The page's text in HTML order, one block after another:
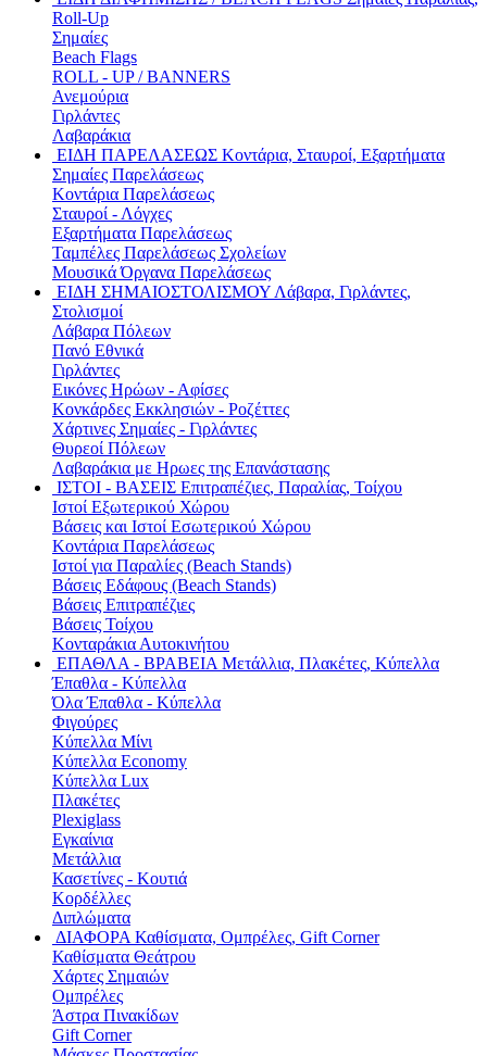
Roll-Up
Σημαίες
Beach Flags
ROLL - UP / BANNERS
Ανεμούρια
Γιρλάντες
Λαβαράκια
ΕΙΔΗ ΠΑΡΕΛΑΣΕΩΣ Κοντάρια, Σταυροί, Εξαρτήματα
Σημαίες Παρελάσεως
Κοντάρια Παρελάσεως
Σταυροί - Λόγχες
Εξαρτήματα Παρελάσεως
Ταμπέλες Παρελάσεως Σχολείων
Μουσικά Όργανα Παρελάσεως
ΕΙΔΗ ΣΗΜΑΙΟΣΤΟΛΙΣΜΟΥ Λάβαρα, Γιρλάντες,
Στολισμοί
Λάβαρα Πόλεων
Πανό Εθνικά
Γιρλάντες
Εικόνες Ηρώων - Αφίσες
Κονκάρδες Εκκλησιών - Ροζέττες
Χάρτινες Σημαίες - Γιρλάντες
Θυρεοί Πόλεων
Λαβαράκια με Ηρωες της Επανάστασης
ΙΣΤΟΙ - ΒΑΣΕΙΣ Επιτραπέζιες, Παραλίας, Τοίχου
Ιστοί Εξωτερικού Χώρου
Βάσεις και Ιστοί Εσωτερικού Χώρου
Κοντάρια Παρελάσεως
Ιστοί για Παραλίες (Beach Stands)
Βάσεις Εδάφους (Beach Stands)
Βάσεις Επιτραπέζιες
Βάσεις Τοίχου
Κονταράκια Αυτοκινήτου
ΕΠΑΘΛΑ - ΒΡΑΒΕΙΑ Μετάλλια, Πλακέτες, Κύπελλα
Έπαθλα - Κύπελλα
Όλα Έπαθλα - Κύπελλα
Φιγούρες
Κύπελλα Μίνι
Κύπελλα Economy
Κύπελλα Lux
Πλακέτες
Plexiglass
Εγκαίνια
Μετάλλια
Κασετίνες - Κουτιά
Κορδέλλες
Διπλώματα
ΔΙΑΦΟΡΑ Καθίσματα, Ομπρέλες, Gift Corner
Καθίσματα Θεάτρου
Χάρτες Σημαιών
Ομπρέλες
Άστρα Πινακίδων
Gift Corner